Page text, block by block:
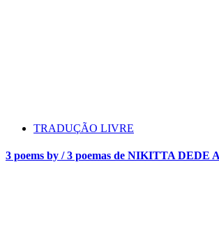
TRADUÇÃO LIVRE
3 poems by / 3 poemas de NIKITTA DEDE